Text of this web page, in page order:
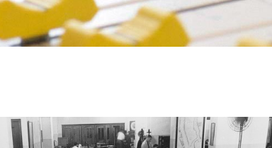
Διαγωνισμοί/Live
Επικοινωνία